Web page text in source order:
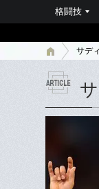
格闘技
サデ